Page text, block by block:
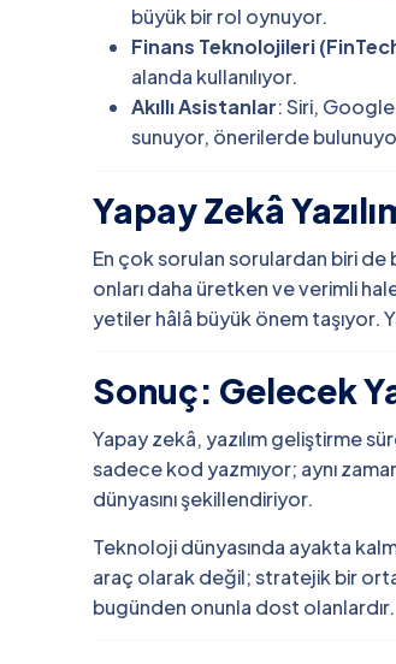
büyük bir rol oynuyor.
Finans Teknolojileri
alanda kullanılıyor.
Akıllı Asistanlar: Siri,
sunuyor, önerilerde
Yapay Zekâ
En çok sorulan sorulardan biri de
onları daha üretken ve verimli
yetiler hâlâ büyük önem taşıyor.
Sonuç: Gelecek
Yapay zekâ, yazılım geliştirme
sadece kod yazmıyor; aynı
dünyasını şekillendiriyor.
Teknoloji dünyasında ayakta
araç olarak değil; stratejik bir
bugünden onunla dost olanlardır.